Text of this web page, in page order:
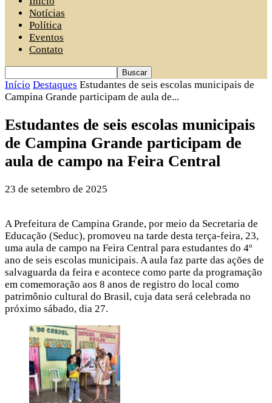
Notícias
Política
Eventos
Contato
Início Destaques Estudantes de seis escolas municipais de
Campina Grande participam de aula de...
Estudantes de seis escolas municipais
de Campina Grande participam de
aula de campo na Feira Central
23 de setembro de 2025
A Prefeitura de Campina Grande, por meio da Secretaria de
Educação (Seduc), promoveu na tarde desta terça-feira, 23,
uma aula de campo na Feira Central para estudantes do 4º
ano de seis escolas municipais. A aula faz parte das ações de
salvaguarda da feira e acontece como parte da programação
em comemoração aos 8 anos de registro do local como
patrimônio cultural do Brasil, cuja data será celebrada no
próximo sábado, dia 27.